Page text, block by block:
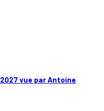
vue par Antoine